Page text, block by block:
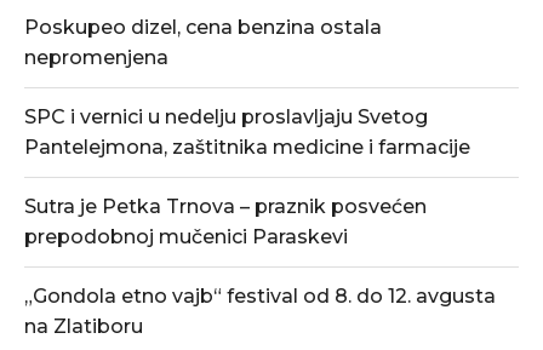
Poskupeo dizel, cena benzina ostala
nepromenjena
SPC i vernici u nedelju proslavljaju Svetog
Pantelejmona, zaštitnika medicine i farmacije
Sutra je Petka Trnova – praznik posvećen
prepodobnoj mučenici Paraskevi
„Gondola etno vajb“ festival od 8. do 12. avgusta
na Zlatiboru